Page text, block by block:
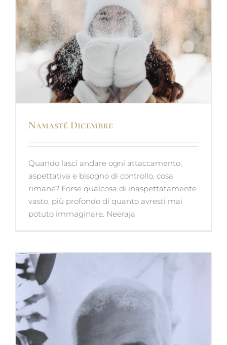
Namasté Dicembre
Quando lasci andare ogni attaccamento,
aspettativa e bisogno di controllo, cosa
rimane? Forse qualcosa di inaspettatamente
vasto, più profondo di quanto avresti mai
potuto immaginare. Neeraja